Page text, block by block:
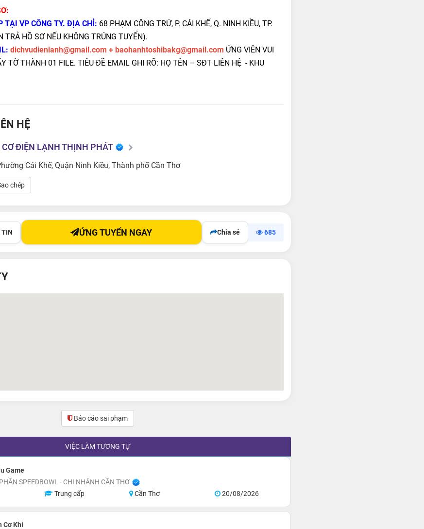
TẠI VP CÔNG TY. ĐỊA CHỈ: 68 PHẠM CÔNG TRỨ, P. CÁI KHẾ, Q. NINH KIỀU, TP.
TRẢ HỒ SƠ NẾU KHÔNG TRÚNG TUYỂN).
dichvudienlanh@gmail.com + baohanhtoshibakg@gmail.com ỨNG VIÊN VUI
TỜ THÀNH 01 FILE. TIÊU ĐỀ EMAIL GHI RÕ: HỌ TÊN – SĐT LIÊN HỆ - KHU
HỆ
ĐIỆN LẠNH THỊNH PHÁT
Cái Khế, Quận Ninh Kiều, Thành phố Cần Thơ
chép
TIN ỨNG TUYỂN NGAY Chia sẻ 685
Báo cáo sai phạm(0)
VIỆC LÀM TƯƠNG TỰ
Game
SPEEDBOWL - CHI NHÁNH CẦN THƠ
Trung cấp Cần Thơ 20/08/2026
Cơ Khí